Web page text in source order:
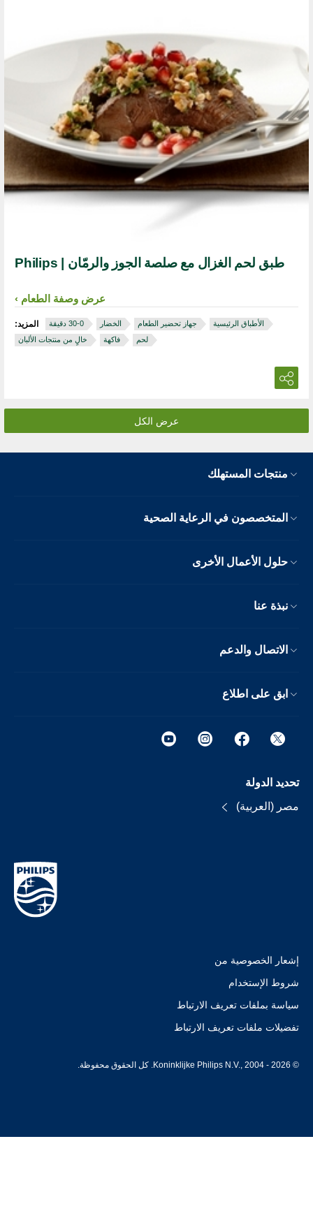
طبق لحم الغزال مع صلصة الجوز والرمّان | Philips
عرض وصفة الطعام
المزيد: الخضار جهاز تحضير الطعام
الأطباق الرئيسية
خالٍ من منتجات الألبان
فاكهة لحم
عرض الكل
منتجات المستهلك
المتخصصون في الرعاية الصحية
حلول الأعمال الأخرى
نبذة عنا
الاتصال والدعم
ابق على اطلاع
تحديد الدولة
مصر (العربية)
إشعار الخصوصية من
شروط الإستخدام
سياسة بملفات تعريف الارتباط
تفضيلات ملفات تعريف الارتباط
© Koninklijke Philips N.V., 2004 - 2026. كل الحقوق محفوظة.